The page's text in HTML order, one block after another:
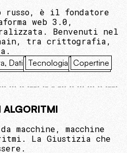
russo, è il fondatore
web 3.0,
Benvenuti nel
tra crittografia,
Dati Tecnologia Copertine
ALGORITMI
macchine
La Giustizia che